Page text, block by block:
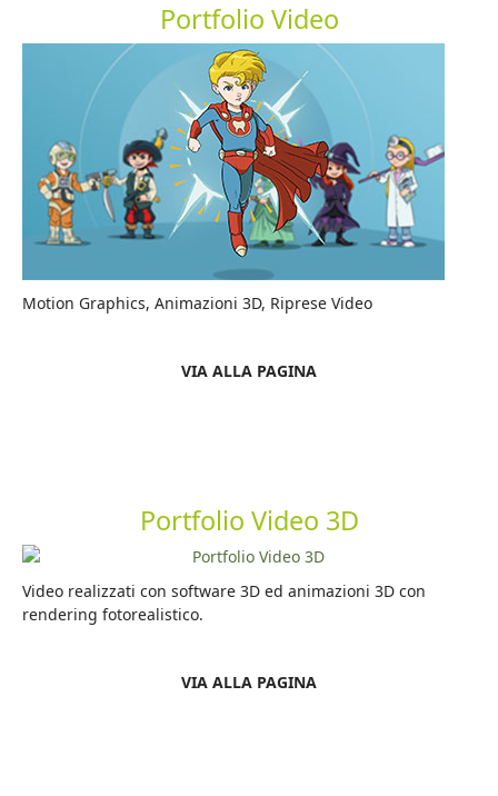
Portfolio Video
Motion Graphics, Animazioni 3D, Riprese Video
VIA ALLA PAGINA
Portfolio Video 3D
Video realizzati con software 3D ed animazioni 3D con
rendering fotorealistico.
VIA ALLA PAGINA